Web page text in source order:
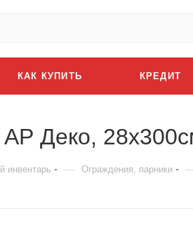
КАК КУПИТЬ КРЕДИТ
Деко,
инвентарь — Ограждения, парники